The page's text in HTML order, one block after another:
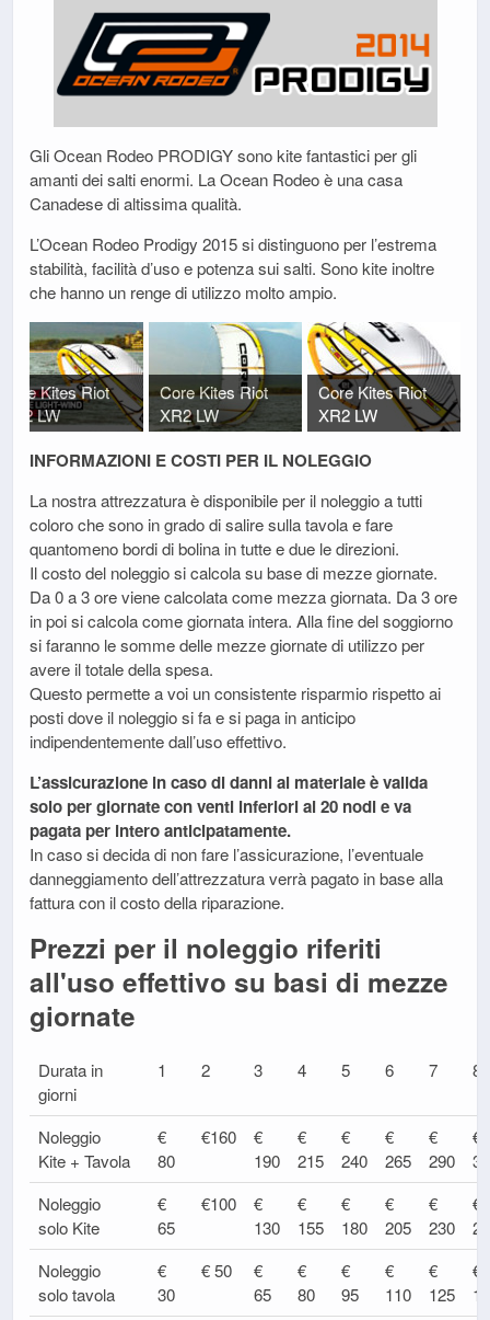
Gli Ocean Rodeo PRODIGY sono kite fantastici per gli
amanti dei salti enormi. La Ocean Rodeo è una casa
Canadese di altissima qualità.
L’Ocean Rodeo Prodigy 2015 si distinguono per l’estrema
stabilità, facilità d’uso e potenza sui salti. Sono kite inoltre
che hanno un renge di utilizzo molto ampio.
Core Kites Riot
XR2 LW
Core Kites Riot
XR2 LW
Core Kites Riot
XR2 LW
INFORMAZIONI E COSTI PER IL NOLEGGIO
La nostra attrezzatura è disponibile per il noleggio a tutti
coloro che sono in grado di salire sulla tavola e fare
quantomeno bordi di bolina in tutte e due le direzioni.
Il costo del noleggio si calcola su base di mezze giornate.
Da 0 a 3 ore viene calcolata come mezza giornata. Da 3 ore
in poi si calcola come giornata intera. Alla fine del soggiorno
si faranno le somme delle mezze giornate di utilizzo per
avere il totale della spesa.
Questo permette a voi un consistente risparmio rispetto ai
posti dove il noleggio si fa e si paga in anticipo
indipendentemente dall’uso effettivo.
L’assicurazione in caso di danni al materiale è valida
solo per giornate con venti inferiori ai 20 nodi e va
pagata per intero anticipatamente.
In caso si decida di non fare l’assicurazione, l’eventuale
danneggiamento dell’attrezzatura verrà pagato in base alla
fattura con il costo della riparazione.
Prezzi per il noleggio riferiti
all'uso effettivo su basi di mezze
giornate
Durata in
giorni
1 2 3 4 5 6 7 8
Noleggio
Kite + Tavola
€
80
€160
€
190
€
215
€
240
€
265
€
290
€
Noleggio
solo Kite
€
65
€100
€
130
€
155
€
180
€
205
€
230
€
Noleggio
solo tavola
€
30
€ 50
€
65
€
80
€
95
€
110
€
125
€